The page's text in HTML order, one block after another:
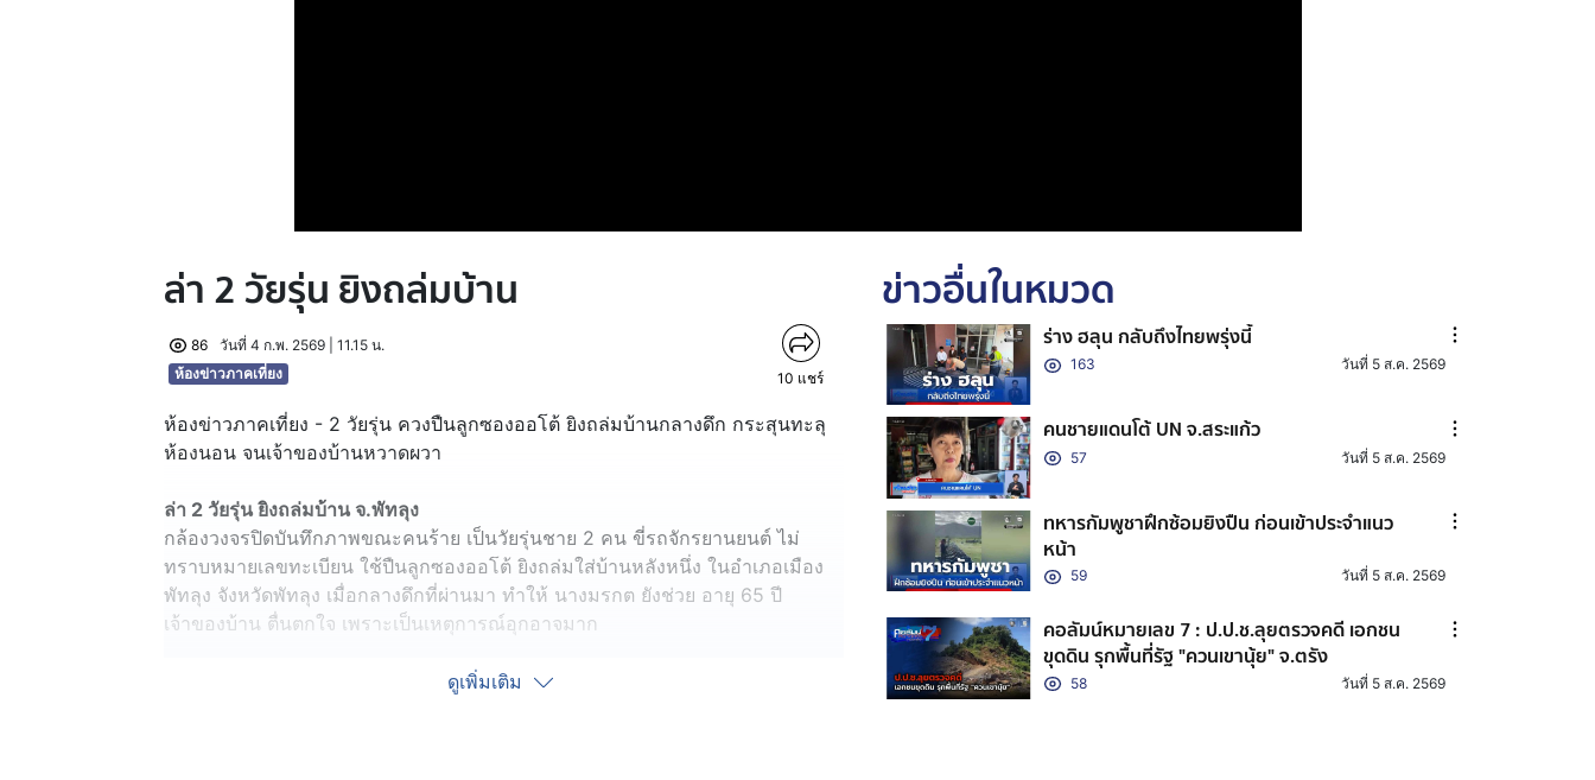
ล่า 2 วัยรุ่น ยิงถล่มบ้าน
86
วันที่ 4 ก.พ. 2569 | 11.15 น.
ห้องข่าวภาคเที่ยง
10 แชร์
ห้องข่าวภาคเที่ยง - 2 วัยรุ่น ควงปืนลูกซองออโต้ ยิงถล่มบ้านกลางดึก กระสุนทะลุ
ห้องนอน จนเจ้าของบ้านหวาดผวา
ล่า 2 วัยรุ่น ยิงถล่มบ้าน จ.พัทลุง
กล้องวงจรปิดบันทึกภาพขณะคนร้าย เป็นวัยรุ่นชาย 2 คน ขี่รถจักรยานยนต์ ไม่
ทราบหมายเลขทะเบียน ใช้ปืนลูกซองออโต้ ยิงถล่มใส่บ้านหลังหนึ่ง ในอำเภอเมือง
พัทลุง จังหวัดพัทลุง เมื่อกลางดึกที่ผ่านมา ทำให้ นางมรกต ยังช่วย อายุ 65 ปี
เจ้าของบ้าน ตื่นตกใจ เพราะเป็นเหตุการณ์อุกอาจมาก
ตำรวจ สภ.เมืองพัทลุง ลงพื้นที่ตรวจสอบหลังเกิดเหตุ พบปลอกกระสุนปืนลูกซอง 8
ดูเพิ่มเติม
ข่าวอื่นในหมวด
ร่าง ฮลุน กลับถึงไทยพรุ่งนี้
163 วันที่ 5 ส.ค. 2569
คนชายแดนโต้ UN จ.สระแก้ว
57 วันที่ 5 ส.ค. 2569
ทหารกัมพูชาฝึกซ้อมยิงปืน ก่อนเข้าประจำแนว
หน้า
59 วันที่ 5 ส.ค. 2569
คอลัมน์หมายเลข 7 : ป.ป.ช.ลุยตรวจคดี เอกชน
ขุดดิน รุกพื้นที่รัฐ "ควนเขานุ้ย" จ.ตรัง
58 วันที่ 5 ส.ค. 2569